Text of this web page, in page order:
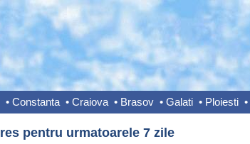
• Constanta • Craiova • Brasov • Galati • Ploiesti •
pentru urmatoarele 7 zile